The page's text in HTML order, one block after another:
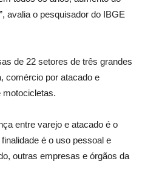
avalia o pesquisador do IBGE
de 22 setores de três grandes
comércio por atacado e
entre varejo e atacado é o
é o uso pessoal e
outras empresas e órgãos da